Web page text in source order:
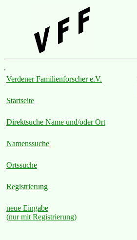
.
Verdener Familienforscher e.V.
Startseite
Direktsuche Name und/oder Ort
Namenssuche
Ortssuche
Registrierung
neue Eingabe
(nur mit Registrierung)